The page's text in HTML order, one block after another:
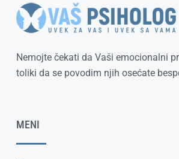
Nemojte čekati da Vaši emocionalni
toliki da se povodim njih osećate
MENI